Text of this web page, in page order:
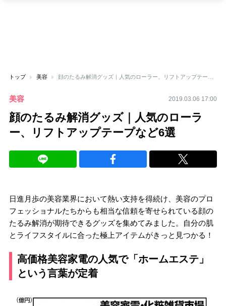
トップ 美容
美容 2019.03.06 17:00
顔のたるみ解消グッズ｜人気のローラ
ー、リフトアップテープなど6選
日進月歩の美容業界において熱い支持を得続け、美容のプロ
フェッショナルたちからも相当な信頼を寄せられている顔の
たるみ解消が期待できるグッズを集めてみました。自分の肌
とライフスタイルに合った極上アイテムがきっと見つかる！
高価格美容家電の人気で「ホームエステ」
という言葉が定着